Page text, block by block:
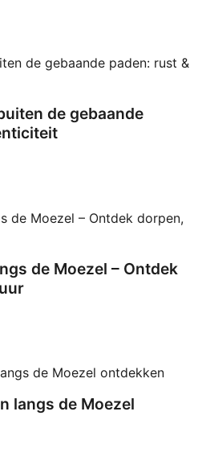
de gebaande
de Moezel – Ontdek
langs de Moezel